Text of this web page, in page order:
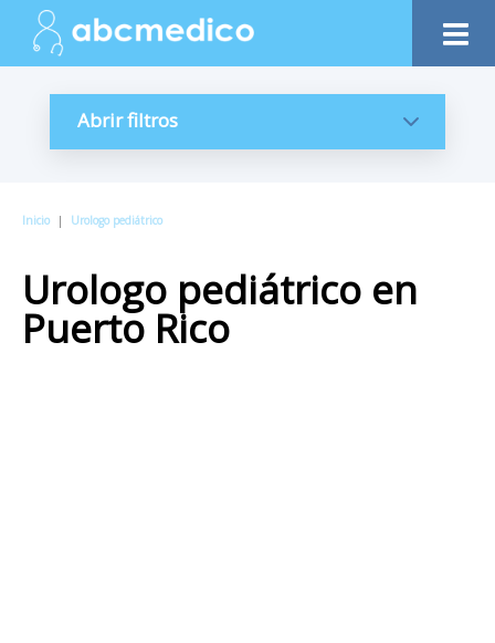
Abrir filtros
Inicio | Urologo pediátrico
Urologo pediátrico en
Puerto Rico